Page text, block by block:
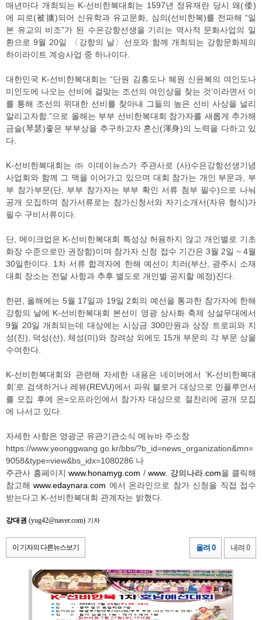
매년마다 개최되는 K-선비한복대회는 1597년 정유재란 당시 왜(倭)
에 피로(被擄)되어 신유학과 유교문화, 심의(선비한복)를 전파해 “일
본 유교의 비조”가 된 수은강항선생을 기리는 역사적 문화사업의 일
환으로 9월 20일 〈강항의 날〉선포와 함께 개최되는 강항문화제의
하이라이트 계승사업 중 하나이다.
대한민국 K-선비한복대회는 “단원 김홍도나 혜원 신윤복의 여인도나
미인도에 나오는 선비에 걸맞는 조선의 여인상을 찾는 것’이라면서 이
를 통해 조선의 위대한 선비를 찾아내 그들의 높은 선비 사상을 널리
알리고자함.”으로 올해는 부부 선비한복대회 참가자를 새롭게 추가해
금슬(琴瑟)좋은 부부상을 추구하고자 혼신(渾身)의 노력을 다하고 있
다.
K-선비한복대회는 ㈜ 이데이뉴스가 주관사로 (사)수은강항선생기념
사업회와 함께 그 맥을 이어가고 있으며 대회 참가는 개인 부문과, 부
부 참가부문(단, 부부 참가자는 부부 확인 서류 첨부 필수)으로 나눠
공개 모집하며 참가서류로는 참가신청서와 자기소개서(자유 형식)가
필수 구비서류이다.
단, 메이크업은 K-선비한복대회 특성상 허용하지 않고 개인별로 기초
화장 수준으로만 권장함)이며 참가자 신청 접수 기간은 3월 2일 ~ 4월
30일한이다. 1차 서류 합격자에 한해 예선이 치러(부산, 광주시 소재
대회 장소는 전달 사항과 추후 별도로 개인별 공지할 예정)진다.
한편, 올해에는 5월 17일과 19일 2회의 예선을 통과한 참가자에 한해
강항의 날에 K-선비한복대회 본선이 영광 상사화 축제 상설무대에서
9월 20일 개최되는데 대상에는 시상금 300만원과 상장 트로피와 지
성(진), 덕성(선), 체성(미)와 장려상 외에도 15개 부문의 각 부문 상을
수여한다.
K-선비한복대회와 관련해 자세한 내용은 네이버에서 ‘K-선비한복대
회’로 검색하거나 레뷰(REVU)에서 파워 블로거 대상으로 인플루언서
를 모집 후에 온=오프라인에서 참가자 대상으로 절찬리에 공개 모집
에 나서고 있다.
자세한 사항은 영광군 유관기관소식 메뉴바 주소창
https://www.yeonggwang.go.kr/bbs/?b_id=news_organization&mn=
9058&type=view&bs_idx=1080286 나
주관사 홈페이지 www.honamyg.com / www. 강의나라.com을 클릭해
참고해 www.edaynara.com 에서 온라인으로 참가 신청을 직접 접수
받는다고 K-선비한복대회 관계자는 밝혔다.
강대권 (yug42@naver.com) 기자
이 기자의 다른뉴스보기 올려 0 내려 0